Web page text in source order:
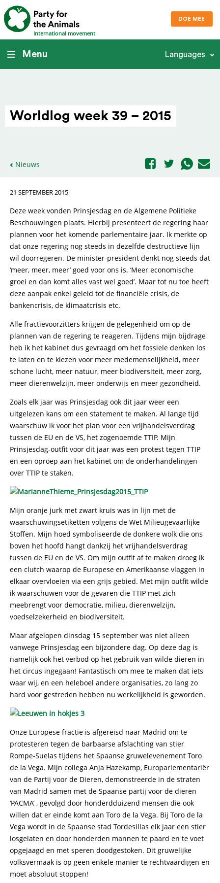
International movement
DOE MEE
Menu Languages
Worldlog week 39 – 2015
Nieuws
21 SEPTEMBER 2015
Deze week vonden Prinsjesdag en de Algemene Politieke
Beschouwingen plaats. Hierbij presenteert de regering haar
plannen voor het komende parlementaire jaar. Ik merkte op
dat onze regering nog steeds in dezelfde destructieve lijn
wil doorregeren. De minister-president denkt nog steeds dat
‘meer, meer, meer’ goed voor ons is. ‘Meer economische
groei en dan komt alles vast wel goed’. Maar tot nu toe heeft
deze aanpak enkel geleid tot de financiële crisis, de
bankencrisis, de klimaatcrisis etc.
Alle fractievoorzitters krijgen de gelegenheid om op de
plannen van de regering te reageren. Tijdens mijn bijdrage
heb ik het kabinet dus gevraagd om het fossiele denken los
te laten en te kiezen voor meer medemenselijkheid, meer
schone lucht, meer natuur, meer biodiversiteit, meer zorg,
meer dierenwelzijn, meer onderwijs en meer gezondheid.
Zoals elk jaar was Prinsjesdag ook dit jaar weer een
uitgelezen kans om een statement te maken. Al lange tijd
waarschuw ik voor het plan voor een vrijhandelsverdrag
tussen de EU en de VS, het zogenoemde TTIP. Mijn
Prinsjesdag-outfit voor dit jaar was een protest tegen TTIP
en een oproep aan het kabinet om de onderhandelingen
over TTIP te staken.
Mijn oranje jurk met zwart kruis was in lijn met de
waarschuwingsetiketten volgens de Wet Milieugevaarlijke
Stoffen. Mijn hoed symboliseerde de donkere wolk die ons
boven het hoofd hangt dankzij het vrijhandelsverdrag
tussen de EU en de VS. Om mijn outfit af te maken droeg ik
een clutch waarop de Europese en Amerikaanse vlaggen in
elkaar overvloeien via een grijs gebied. Met mijn outfit wilde
ik waarschuwen voor de gevaren die TTIP met zich
meebrengt voor democratie, milieu, dierenwelzijn,
voedselzekerheid en biodiversiteit.
Maar afgelopen dinsdag 15 september was niet alleen
vanwege Prinsjesdag een bijzondere dag. Op deze dag is
namelijk ook het verbod op het gebruik van wilde dieren in
het circus ingegaan! Fantastisch om mee te maken dat iets
waar wij, en een heleboel andere organisaties, zo lang zo
hard voor gestreden hebben nu werkelijkheid is geworden.
Onze Europese fractie is afgereisd naar Madrid om te
protesteren tegen de barbaarse afslachting van stier
Rompe-Suelas tijdens het Spaanse gruwelevenement Toro
de la Vega. Mijn collega Anja Hazekamp, Europarlementariër
van de Partij voor de Dieren, demonstreerde in de straten
van Madrid samen met de Spaanse partij voor de dieren
‘PACMA’ , gevolgd door honderdduizend mensen die ook
willen dat er einde komt aan Toro de la Vega. Bij Toro de la
Vega wordt in de Spaanse stad Tordesillas elk jaar een stier
losgelaten en door honderden mannen te paard en te voet
opgejaagd en met speren doodgestoken. Dit gruwelijke
volksvermaak is op geen enkele manier te rechtvaardigen en
moet absoluut stoppen!